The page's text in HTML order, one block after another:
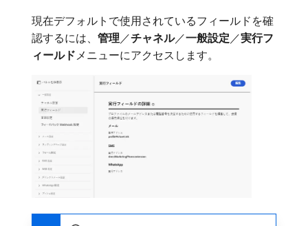
現在デフォルトで使用されているフィールドを確
認するには、 管理 ／チャネル／一般設定 ／実行フ
ィールド​メニューにアクセスします。